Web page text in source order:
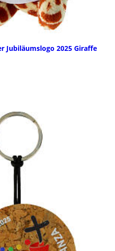
Jubiläumslogo 2025 Giraffe